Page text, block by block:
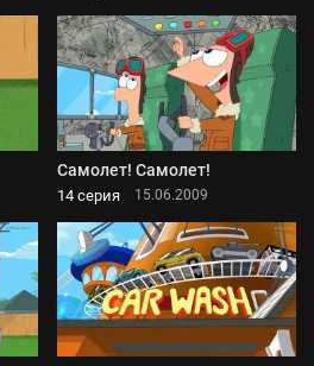
Самолет! Самолет!
14 серия 15.06.2009